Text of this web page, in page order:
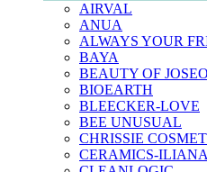
AIRVAL
ANUA
ALWAYS YOUR
BAYA
BEAUTY OF
BIOEARTH
BLEECKER-LOVE
BEE UNUSUAL
CHRISSIE
CERAMICS-ILIANA